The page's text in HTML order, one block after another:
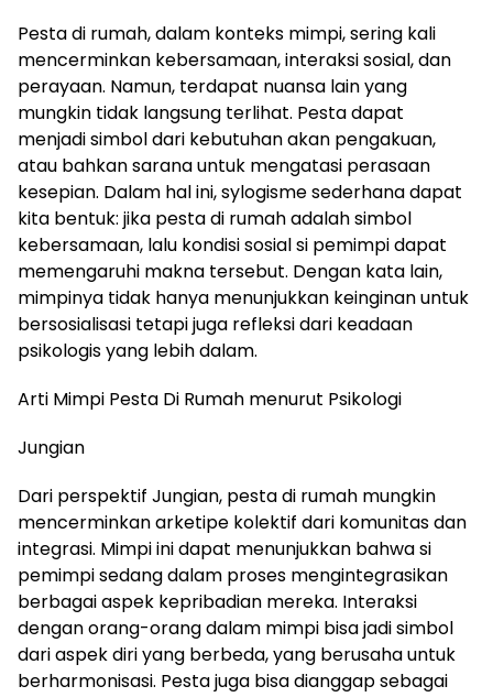
Pesta di rumah, dalam konteks mimpi, sering kali
mencerminkan kebersamaan, interaksi sosial, dan
perayaan. Namun, terdapat nuansa lain yang
mungkin tidak langsung terlihat. Pesta dapat
menjadi simbol dari kebutuhan akan pengakuan,
atau bahkan sarana untuk mengatasi perasaan
kesepian. Dalam hal ini, sylogisme sederhana dapat
kita bentuk: jika pesta di rumah adalah simbol
kebersamaan, lalu kondisi sosial si pemimpi dapat
memengaruhi makna tersebut. Dengan kata lain,
mimpinya tidak hanya menunjukkan keinginan untuk
bersosialisasi tetapi juga refleksi dari keadaan
psikologis yang lebih dalam.
Arti Mimpi Pesta Di Rumah menurut Psikologi
Jungian
Dari perspektif Jungian, pesta di rumah mungkin
mencerminkan arketipe kolektif dari komunitas dan
integrasi. Mimpi ini dapat menunjukkan bahwa si
pemimpi sedang dalam proses mengintegrasikan
berbagai aspek kepribadian mereka. Interaksi
dengan orang-orang dalam mimpi bisa jadi simbol
dari aspek diri yang berbeda, yang berusaha untuk
berharmonisasi. Pesta juga bisa dianggap sebagai